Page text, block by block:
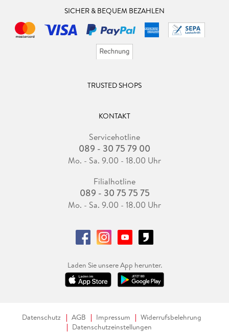
SICHER & BEQUEM BEZAHLEN
TRUSTED SHOPS
KONTAKT
Servicehotline
089 - 30 75 79 00
Mo. - Sa. 9.00 - 18.00 Uhr
Filialhotline
089 - 30 75 75 75
Mo. - Sa. 9.00 - 18.00 Uhr
Laden Sie unsere App herunter.
Datenschutz AGB Impressum
Widerrufsbelehrung
Datenschutzeinstellungen